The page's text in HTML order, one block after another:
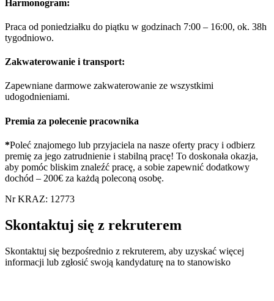
Harmonogram:
Praca od poniedziałku do piątku w godzinach 7:00 – 16:00, ok. 38h
tygodniowo.
Zakwaterowanie i transport:
Zapewniane darmowe zakwaterowanie ze wszystkimi
udogodnieniami.
Premia za polecenie pracownika
*Poleć znajomego lub przyjaciela na nasze oferty pracy i odbierz
premię za jego zatrudnienie i stabilną pracę! To doskonała okazja,
aby pomóc bliskim znaleźć pracę, a sobie zapewnić dodatkowy
dochód – 200€ za każdą poleconą osobę.
Nr KRAZ: 12773
Skontaktuj się z rekruterem
Skontaktuj się bezpośrednio z rekruterem, aby uzyskać więcej
informacji lub zgłosić swoją kandydaturę na to stanowisko